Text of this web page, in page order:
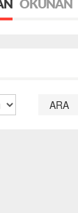
OKUNAN
ARA